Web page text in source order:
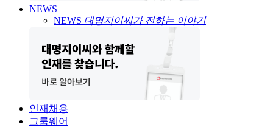
NEWS
NEWS 대명지이씨가 전하는 이야기
인재채용
그룹웨어